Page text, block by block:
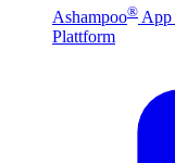
Ashampoo® App
Plattform